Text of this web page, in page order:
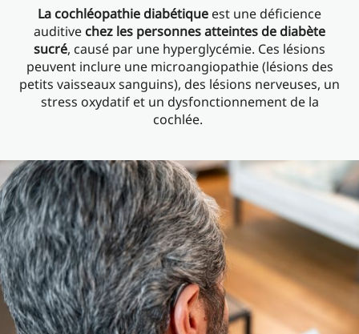
La cochléopathie diabétique est une déficience
auditive chez les personnes atteintes de diabète
sucré, causé par une hyperglycémie. Ces lésions
peuvent inclure une microangiopathie (lésions des
petits vaisseaux sanguins), des lésions nerveuses, un
stress oxydatif et un dysfonctionnement de la
cochlée.